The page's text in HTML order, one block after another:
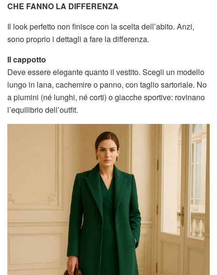
CHE FANNO LA DIFFERENZA
Il look perfetto non finisce con la scelta dell’abito. Anzi,
sono proprio i dettagli a fare la differenza.
Il cappotto
Deve essere elegante quanto il vestito. Scegli un modello
lungo in lana, cachemire o panno, con taglio sartoriale. No
a piumini (né lunghi, né corti) o giacche sportive: rovinano
l’equilibrio dell’outfit.